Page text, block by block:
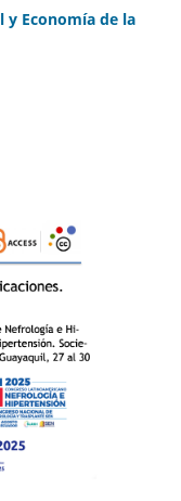
y Economía de la